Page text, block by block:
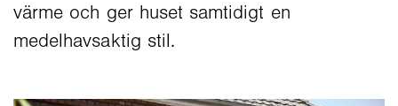
värme och ger huset samtidigt en
medelhavsaktig stil.